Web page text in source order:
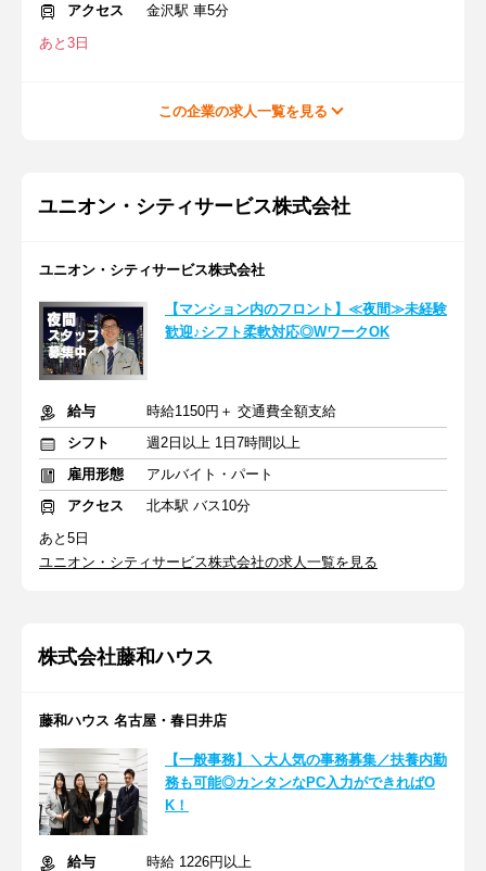
アクセス
金沢駅 車5分
あと3日
この企業の求人一覧を見る
ユニオン・シティサービス株式会社
ユニオン・シティサービス株式会社
【マンション内のフロント】≪夜間≫未経験
歓迎♪シフト柔軟対応◎WワークOK
給与
時給1150円＋ 交通費全額支給
シフト
週2日以上 1日7時間以上
雇用形態
アルバイト・パート
アクセス
北本駅 バス10分
あと5日
ユニオン・シティサービス株式会社の求人一覧を見る
株式会社藤和ハウス
藤和ハウス 名古屋・春日井店
【一般事務】＼大人気の事務募集／扶養内勤
務も可能◎カンタンなPC入力ができればO
K！
給与
時給 1226円以上